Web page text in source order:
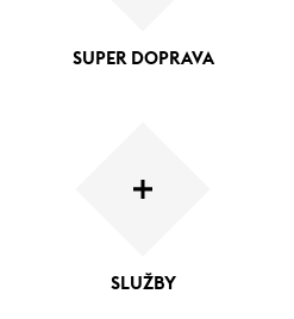
SUPER DOPRAVA
SLUŽBY